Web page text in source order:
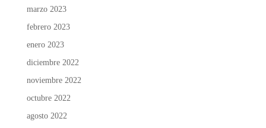
marzo 2023
febrero 2023
enero 2023
diciembre 2022
noviembre 2022
octubre 2022
agosto 2022